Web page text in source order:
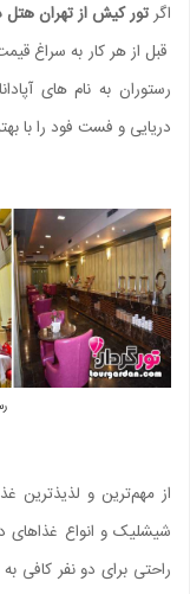
اگرتور کیش از تهران
قبل از هر کار به سراغ
رستوران به نام های
دریایی و فست فود را با
از مهم‌ترین و لذیذترین
شیشلیک و انواع غذاهای
راحتی برای دو نفر کافی